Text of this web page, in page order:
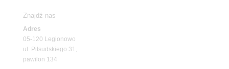
Znajdź nas
Adres
05-120 Legionowo
ul. Piłsudskiego 31,
pawilon 134